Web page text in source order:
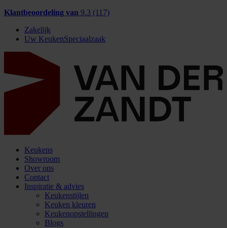
Klantbeoordeling van 9.3 (117)
Zakelijk
Uw KeukenSpeciaalzaak
Keukens
Showroom
Over ons
Contact
Inspiratie & advies
Keukenstijlen
Keuken kleuren
Keukenopstellingen
Blogs